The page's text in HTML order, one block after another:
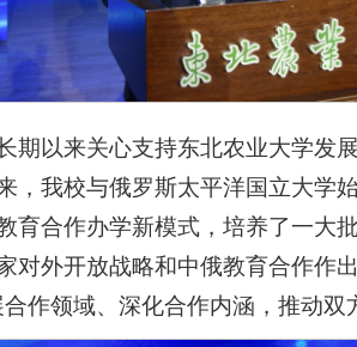
期以来关心支持东北农业大学发
，我校与俄罗斯太平洋国立大学
育合作办学新模式，培养了一大
对外开放战略和中俄教育合作作
作领域、深化合作内涵，推动双